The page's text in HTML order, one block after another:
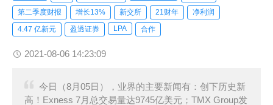
第二季度财报
增长13% 新交所 21财年
净利润
4.47 亿新元
盈透证券 LPA 合作
2021-08-06 14:23:09
今日（8月05日），业界的主要新闻有：创下历史新
高！Exness 7月总交易量达9745亿美元；TMX Group发